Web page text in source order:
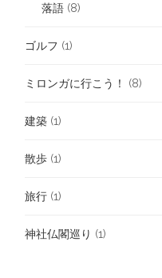
落語 (8)
ゴルフ (1)
ミロンガに行こう！ (8)
建築 (1)
散歩 (1)
旅行 (1)
神社仏閣巡り (1)